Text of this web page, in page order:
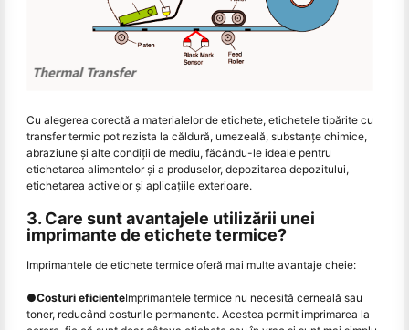
Cu alegerea corectă a materialelor de etichete, etichetele tipărite cu
transfer termic pot rezista la căldură, umezeală, substanțe chimice,
abraziune și alte condiții de mediu, făcându-le ideale pentru
etichetarea alimentelor și a produselor, depozitarea depozitului,
etichetarea activelor și aplicațiile exterioare.
3. Care sunt avantajele utilizării unei
imprimante de etichete termice?
Imprimantele de etichete termice oferă mai multe avantaje cheie:
●Costuri eficienteImprimantele termice nu necesită cerneală sau
toner, reducând costurile permanente. Acestea permit imprimarea la